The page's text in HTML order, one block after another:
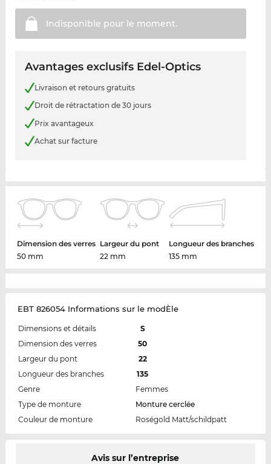
Indisponible pour le moment.
Avantages exclusifs Edel-Optics
Livraison et retours gratuits
Droit de rétractation de 30 jours
Prix avantageux
Achat sur facture
Dimension des verres
50 mm
Largeur du pont
22 mm
Longueur des branches
135 mm
EBT 826054 Informations sur le modÈle
Dimensions et détails
S
Dimension des verres
50
Largeur du pont
22
Longueur des branches
135
Genre
Femmes
Type de monture
Monture cerclée
Couleur de monture
Roségold Matt/schildpatt
Avis sur l’entreprise